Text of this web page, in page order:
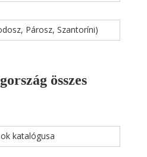
Párosz, Szantoríni)
összes
katalógusa